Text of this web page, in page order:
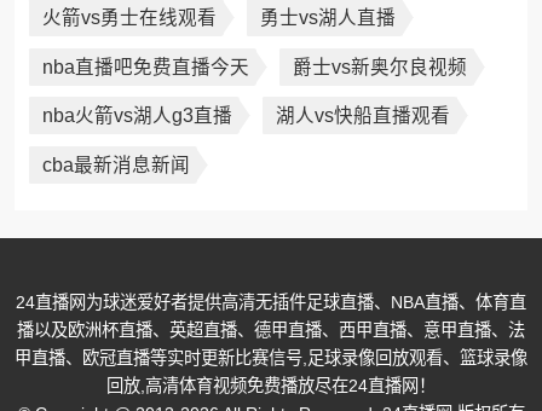
火箭vs勇士在线观看 勇士vs湖人直播
nba直播吧免费直播今天 爵士vs新奥尔良视频
nba火箭vs湖人g3直播 湖人vs快船直播观看
cba最新消息新闻
24直播网为球迷爱好者提供高清无插件足球直播、NBA直播、体育直
播以及欧洲杯直播、英超直播、德甲直播、西甲直播、意甲直播、法
甲直播、欧冠直播等实时更新比赛信号,足球录像回放观看、篮球录像
回放,高清体育视频免费播放尽在24直播网！